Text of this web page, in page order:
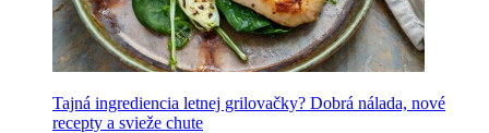
Tajná ingrediencia letnej grilovačky? Dobrá nálada, nové
recepty a svieže chute